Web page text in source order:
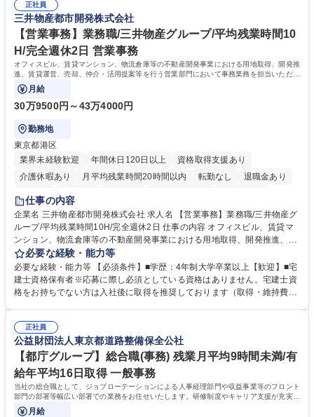
るので安心して入行いただけます。 幅広いキャリアの選択肢があり、公募
や社内副業等を活用し、 一人ひとりが挑戦できるカルチャーが浸透してい
ます。 学歴・資格 学歴：大学院 大学 高専 短大 専修学校 高校 語学力：
資格：
正社員
三井物産都市開発株式会社
【営業事務】業務職/三井物産グループ/平均残業時間10
H/完全週休2日 営業事務
オフィスビル、賃貸マンション、物流倉庫等の不動産開発事業における用地取得、開発推
進、賃貸運営、売却、仲介・活用提案等を行う営業部門において事務業務を担当いただき
ます。
月給
30万9500円～43万4000円
勤務地
東京都港区
業界未経験歓迎
年間休日120日以上
資格取得支援あり
介護休暇あり
月平均残業時間20時間以内 転勤なし
退職金あり
在宅OK
賞与あり
駅近5分以内
土日祝休み 寮・社宅あり
仕事の内容
企業名 三井物産都市開発株式会社 求人名 【営業事務】業務職/三井物産グ
ループ/平均残業時間10H/完全週休2日 仕事の内容 オフィスビル、賃貸マ
ンション、物流倉庫等の不動産開発事業における用地取得、開発推進、賃
貸運営、売却、仲介・活用提案等を行う営業部門において事務業務を担当
いただきます。 【詳細】・契約書管理、契約書製本、捺印対応、ファイリ
ング、登記簿取得、調書取得・支払業務（各種費用支払、支払管理、請
求・支払データ登録、取引先マスター申請対応）・予算作成及び予実管
の他に担当頂く業務が発生する場合があります。 募集職種 【営業事務】
業務職/三井物産グループ/平均残業時間10H/完全週休2日
必要な経験・能力等
必要な経験・能力等 【必須条件】■学歴：4年制大学卒業以上【歓迎】■宅
建士資格保有者※応募に際し必須としている資格はありません。宅建士資
格をお持ちでない方は入社後に取得を推奨しております（取得・維持費用
ション力がある方。 ・チャレンジを厭わず、粘り強く業務に取り組める
方。多様な関係者と謙虚に信頼関係を構築でき、期限を意識したスケジュ
ール管理が出来る方。※将来的に他部署（営業部門、コーポレート部門）
へのジョブローテーションの可能性があります。 学歴・資格 学歴：大学
院 大学 語学力： 資格：宅地建物取引士
正社員
公益財団法人東京都道路整備保全公社
【都庁グループ】総合職(事務) 残業月平均9時間未満/有
給年平均16日取得 一般事務
当社の総合職として、ジョブローテーションによる人事経理部門や収益事業等のフロント
部門の部署等幅広い部署での業務をお任せいたします。研修制度やキャリア支援が充実し
ております！ ※下記業務詳細
月給